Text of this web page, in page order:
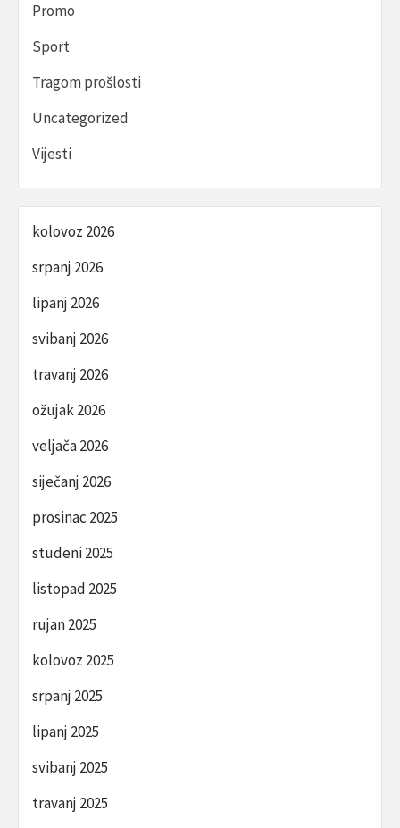
Promo
Sport
Tragom prošlosti
Uncategorized
Vijesti
kolovoz 2026
srpanj 2026
lipanj 2026
svibanj 2026
travanj 2026
ožujak 2026
veljača 2026
siječanj 2026
prosinac 2025
studeni 2025
listopad 2025
rujan 2025
kolovoz 2025
srpanj 2025
lipanj 2025
svibanj 2025
travanj 2025